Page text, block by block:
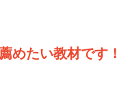
めたい教材です！